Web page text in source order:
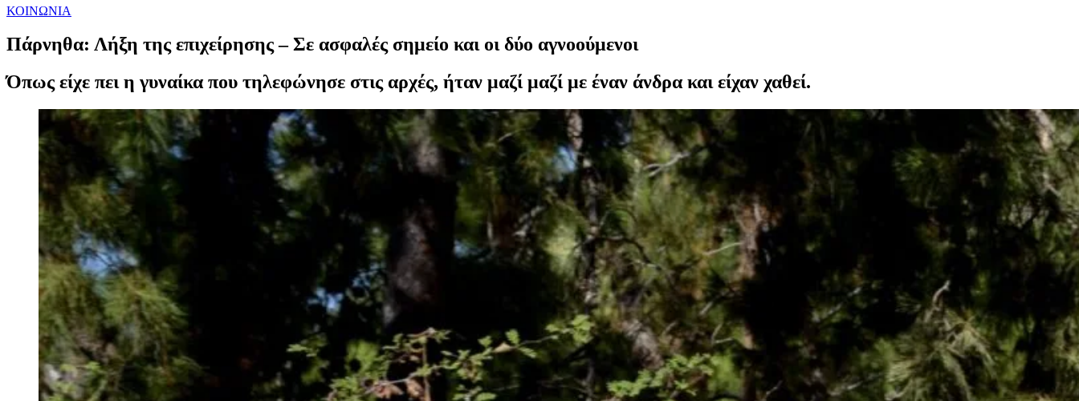
ΚΟΙΝΩΝΙΑ
Πάρνηθα: Λήξη της επιχείρησης – Σε ασφαλές σημείο και οι δύο αγνοούμενοι
Όπως είχε πει η γυναίκα που τηλεφώνησε στις αρχές, ήταν μαζί μαζί με έναν άνδρα και είχαν χαθεί.